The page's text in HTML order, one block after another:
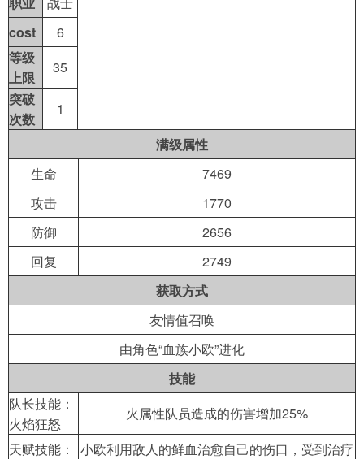
cost
6
等级
上限
35
突破
次数
1
满级属性
生命
7469
攻击
1770
防御
2656
回复
2749
获取方式
友情值召唤
由角色“血族小欧”进化
技能
队长技能：
火焰狂怒
火属性队员造成的伤害增加25%
天赋技能：
小欧利用敌人的鲜血治愈自己的伤口，受到治疗